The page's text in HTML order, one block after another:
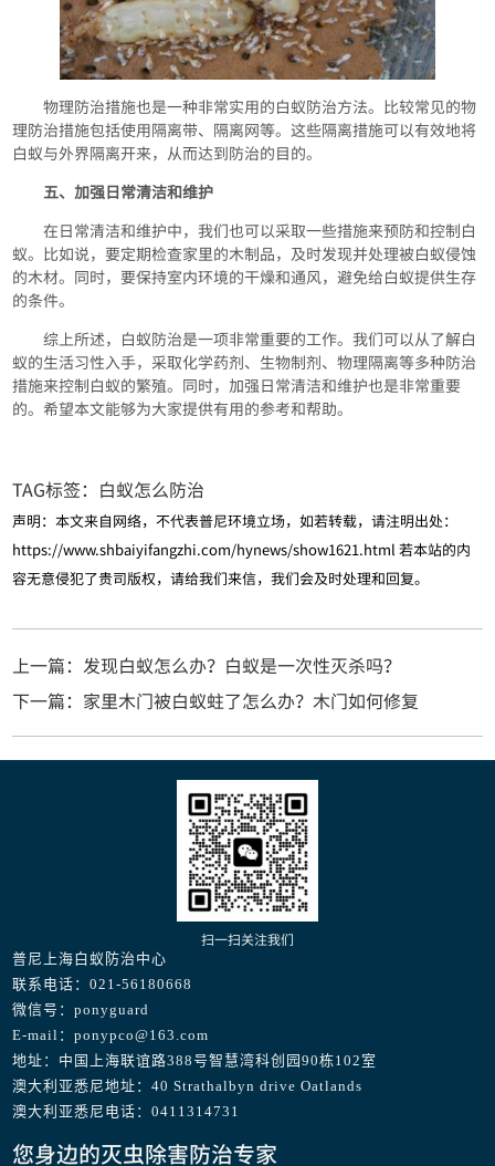
物理防治措施也是一种非常实用的白蚁防治方法。比较常见的物
理防治措施包括使用隔离带、隔离网等。这些隔离措施可以有效地将
白蚁与外界隔离开来，从而达到防治的目的。
五、加强日常清洁和维护
在日常清洁和维护中，我们也可以采取一些措施来预防和控制白
蚁。比如说，要定期检查家里的木制品，及时发现并处理被白蚁侵蚀
的木材。同时，要保持室内环境的干燥和通风，避免给白蚁提供生存
的条件。
综上所述，白蚁防治是一项非常重要的工作。我们可以从了解白
蚁的生活习性入手，采取化学药剂、生物制剂、物理隔离等多种防治
措施来控制白蚁的繁殖。同时，加强日常清洁和维护也是非常重要
的。希望本文能够为大家提供有用的参考和帮助。
TAG标签： 白蚁怎么防治
声明：本文来自网络，不代表普尼环境立场，如若转载，请注明出处：
https://www.shbaiyifangzhi.com/hynews/show1621.html 若本站的内
容无意侵犯了贵司版权，请给我们来信，我们会及时处理和回复。
上一篇：发现白蚁怎么办？白蚁是一次性灭杀吗？
下一篇：家里木门被白蚁蛀了怎么办？木门如何修复
扫一扫关注我们
普尼上海白蚁防治中心
联系电话：021-56180668
微信号：ponyguard
E-mail：ponypco@163.com
地址：中国上海联谊路388号智慧湾科创园90栋102室
澳大利亚悉尼地址：40 Strathalbyn drive Oatlands
澳大利亚悉尼电话：0411314731
您身边的灭虫除害防治专家